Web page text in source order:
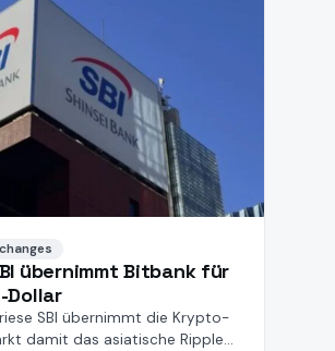
übernimmt Bitbank für
Dollar
SBI übernimmt die Krypto-
damit das asiatische Ripple-